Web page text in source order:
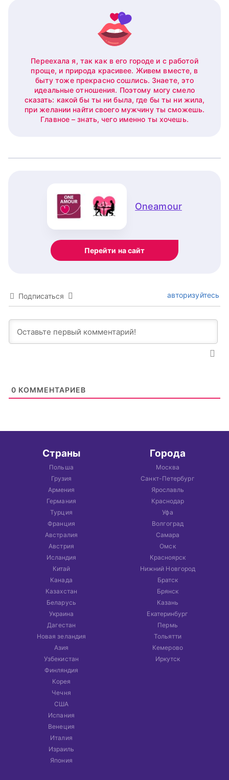
Переехала я, так как в его городе и с работой
проще, и природа красивее. Живем вместе, в
быту тоже прекрасно сошлись. Знаете, это
идеальные отношения. Поэтому могу смело
сказать: какой бы ты ни была, где бы ты ни жила,
при желании найти своего мужчину ты сможешь.
Главное – знать, чего именно ты хочешь.
Oneamour
Перейти на сайт
Подписаться авторизуйтесь
0 КОММЕНТАРИЕВ
Страны
Польша
Грузия
Армения
Германия
Турция
Франция
Австралия
Австрия
Исландия
Китай
Канада
Казахстан
Беларусь
Украина
Дагестан
Новая зеландия
Азия
Узбекистан
Финляндия
Корея
Чечня
США
Испания
Венеция
Италия
Израиль
Япония
Города
Москва
Санкт-Петербург
Ярославль
Краснодар
Уфа
Волгоград
Самара
Омск
Красноярск
Нижний Новгород
Братск
Брянск
Казань
Екатеринбург
Пермь
Тольятти
Кемерово
Иркутск